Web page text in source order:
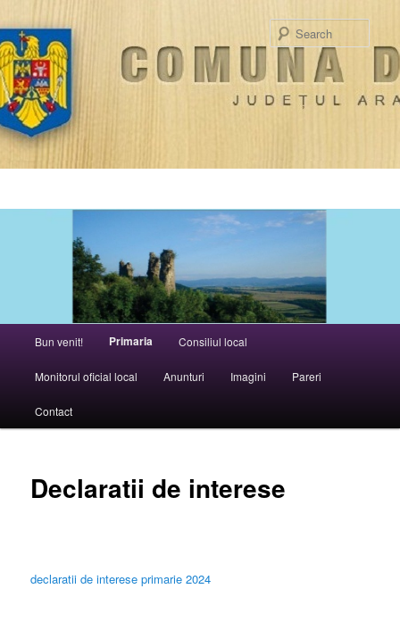
Skip to primary content
Bun venit! Primaria Consiliul local
Monitorul oficial local Anunturi Imagini Pareri
Contact
Declaratii de interese
declaratii de interese primarie 2024